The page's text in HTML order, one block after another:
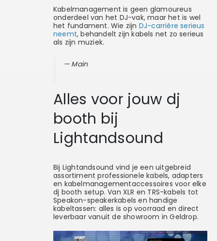
Kabelmanagement is geen glamoureus
onderdeel van het DJ-vak, maar het is wel
het fundament. Wie zijn DJ-carrière serieus
neemt, behandelt zijn kabels net zo serieus
als zijn muziek.
— Main
Alles voor jouw dj
booth bij
Lightandsound
Bij Lightandsound vind je een uitgebreid
assortiment professionele kabels, adapters
en kabelmanagementaccessoires voor elke
dj booth setup. Van XLR en TRS-kabels tot
Speakon-speakerkabels en handige
kabeltassen: alles is op voorraad en direct
leverbaar vanuit de showroom in Geldrop.